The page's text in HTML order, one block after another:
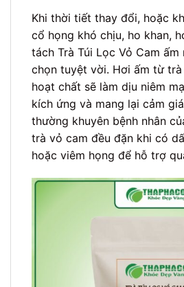
Khi thời tiết thay đổi, hoặc
cổ họng khó chịu, ho khan,
tách Trà Túi Lọc Vỏ Cam ấm
chọn tuyệt vời. Hơi ấm từ
hoạt chất sẽ làm dịu niêm
kích ứng và mang lại cảm
thường khuyên bệnh nhân
trà vỏ cam đều đặn khi có
hoặc viêm họng để hỗ trợ